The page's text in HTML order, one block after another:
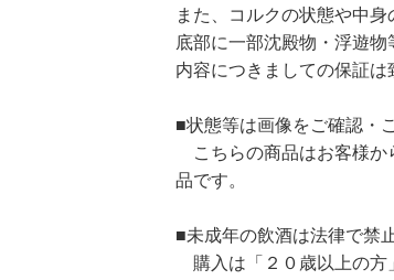
また、コルクの状態や中
底部に一部沈殿物・浮遊物
内容につきましての保証は
■状態等は画像をご確認・
こちらの商品はお客様か
品です。
■未成年の飲酒は法律で禁
購入は「２０歳以上の方